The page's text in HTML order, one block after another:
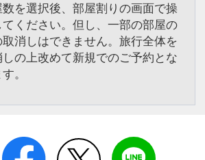
数を選択後、部屋割りの画面で操
てください。但し、一部の部屋の
取消しはできません。旅行全体を
しの上改めて新規でのご予約とな
。